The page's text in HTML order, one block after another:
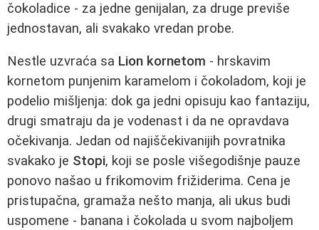
čokoladice - za jedne genijalan, za druge previše
jednostavan, ali svakako vredan probe.
Nestle uzvraća sa Lion kornetom - hrskavim
kornetom punjenim karamelom i čokoladom, koji je
podelio mišljenja: dok ga jedni opisuju kao fantaziju,
drugi smatraju da je vodenast i da ne opravdava
očekivanja. Jedan od najiščekivanijih povratnika
svakako je Stopi, koji se posle višegodišnje pauze
ponovo našao u frikomovim frižiderima. Cena je
pristupačna, gramaža nešto manja, ali ukus budi
uspomene - banana i čokolada u svom najboljem